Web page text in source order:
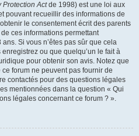
Protection Actde 1998) est une loi aux
pouvant recueillir des informations de
le consentement écrit des parents
ces informations permettant
Si vous n’êtes pas sûr que cela
ou que quelqu’un le fait à
pour obtenir son avis. Notez que
forum ne peuvent pas fournir de
contactés pour des questions légales
mentionnées dans la question « Qui
légales concernant ce forum ? ».